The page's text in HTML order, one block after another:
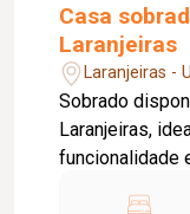
Casa
Laranjeiras
Laranjeiras -
Sobrado
Laranjeiras,
funcionalidade